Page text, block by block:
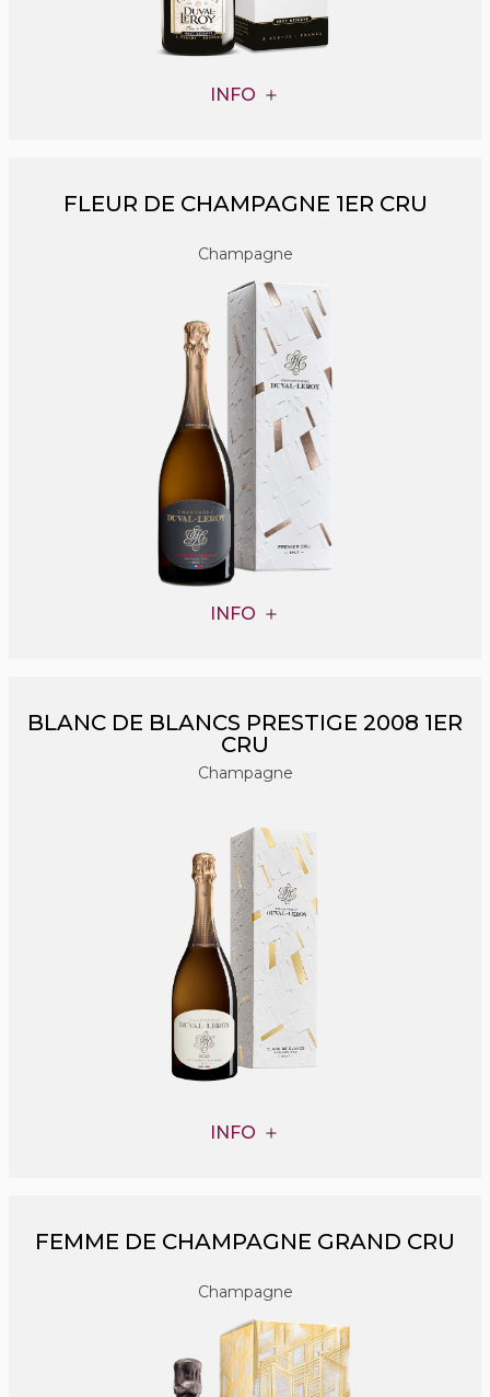
INFO
FLEUR DE CHAMPAGNE 1ER CRU
Champagne
INFO
BLANC DE BLANCS PRESTIGE 2008 1ER
CRU
Champagne
INFO
FEMME DE CHAMPAGNE GRAND CRU
Champagne